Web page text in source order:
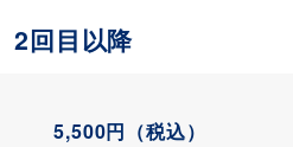
2回目以降
5,500円（税込）